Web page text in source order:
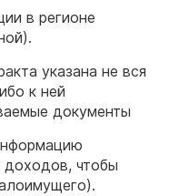
в регионе
указана не вся
к ней
документы
доходов, чтобы